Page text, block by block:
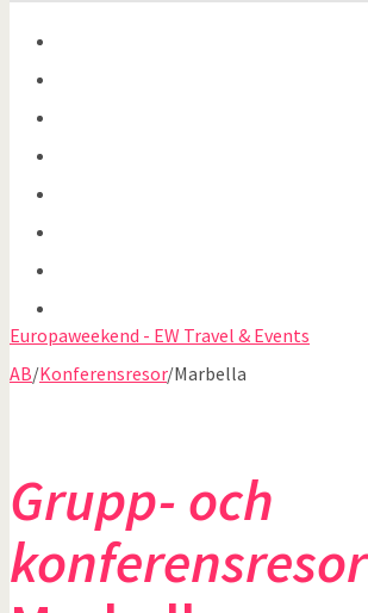
Europaweekend - EW Travel & Events
AB/Konferensresor/Marbella
Grupp- och
konferensresor